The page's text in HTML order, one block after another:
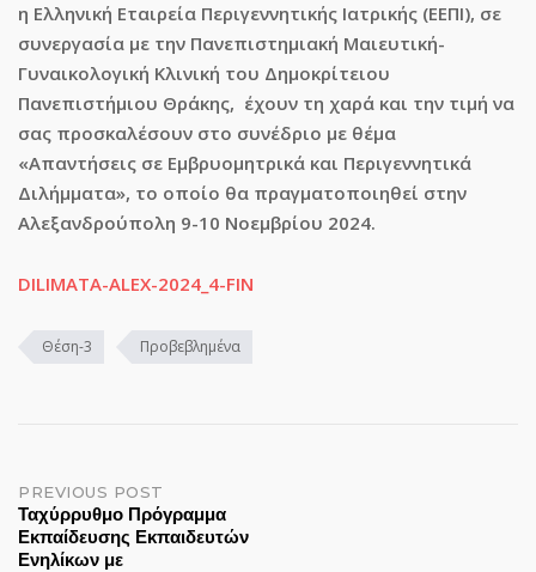
η Ελληνική Εταιρεία Περιγεννητικής Ιατρικής (ΕΕΠΙ), σε
συνεργασία με την Πανεπιστημιακή Μαιευτική-
Γυναικολογική Κλινική του Δημοκρίτειου
Πανεπιστήμιου Θράκης, έχουν τη χαρά και την τιμή να
σας προσκαλέσουν στο συνέδριο με θέμα
«Απαντήσεις σε Εμβρυομητρικά και Περιγεννητικά
Διλήμματα», το οποίο θα πραγματοποιηθεί στην
Αλεξανδρούπολη 9-10 Νοεμβρίου 2024.
DILIMATA-ALEX-2024_4-FIN
Θέση-3 Προβεβλημένα
Post
navigation
PREVIOUS POST
Ταχύρρυθμο Πρόγραμμα
Εκπαίδευσης Εκπαιδευτών
Ενηλίκων με